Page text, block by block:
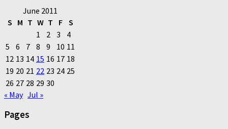
June 2011
S M T W T F S
1
2 3
4
5
6 7 8 9 10 11
12 13 14 15 16 17 18
19 20 21 22 23 24 25
26 27 28 29 30
« May Jul »
Pages